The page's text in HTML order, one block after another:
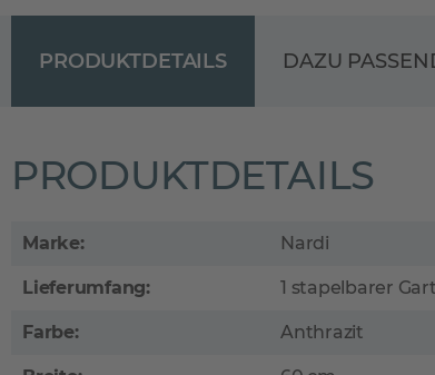
PRODUKTDETAILS
PRODUKTDETAILS
Marke: Nardi
Lieferumfang: 1 stapelbarer
Farbe: Anthrazit
DAZU